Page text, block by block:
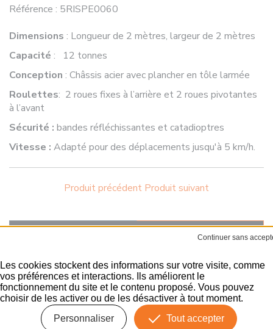
Référence : 5RISPE0060
Dimensions : Longueur de 2 mètres, largeur de 2 mètres
Capacité : 12 tonnes
Conception : Châssis acier avec plancher en tôle larmée
Roulettes: 2 roues fixes à l’arrière et 2 roues pivotantes
à l’avant
Sécurité : bandes réfléchissantes et catadioptres
Vitesse : Adapté pour des déplacements jusqu'à 5 km/h.
Produit précédent Produit suivant
REMORQUE
DEMANDE DE DEVIS REMORQUE
INDUSTRIELLE
Les cookies stockent des informations sur votre visite, comme
vos préférences et interactions. Ils améliorent le
fonctionnement du site et le contenu proposé. Vous pouvez
choisir de les activer ou de les désactiver à tout moment.
Tout accepter
Personnaliser